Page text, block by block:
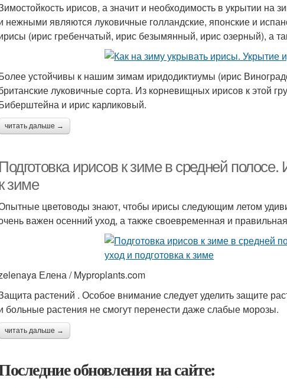
ирисов, а значит и необходимость в укрытии на
нежными являются луковичные голландские, японские и
(ирис гребенчатый, ирис безымянный, ирис озерный), а
устойчивы к нашим зимам иридодиктиумы (ирис
луковичные сорта. Из корневищных ирисов к этой
и ирис карликовый.
читать дальше →
Подготовка ирисов к зиме в средней
зиме
цветоводы знают, чтобы ирисы следующим летом
важен осенний уход, а также своевременная и
Елена / Myproplants.com
растений . Особое внимание следует уделить защите
больные растения не смогут перенести даже слабые морозы.
читать дальше →
обновления на сайте: